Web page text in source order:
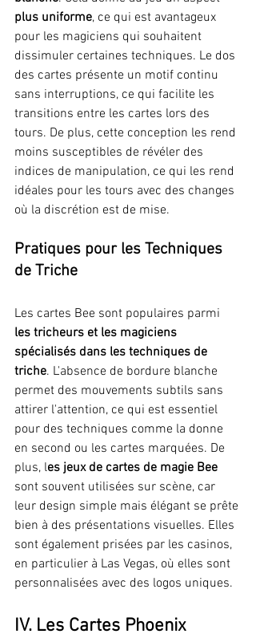
plus uniforme, ce qui est avantageux
pour les magiciens qui souhaitent
dissimuler certaines techniques. Le dos
des cartes présente un motif continu
sans interruptions, ce qui facilite les
transitions entre les cartes lors des
tours. De plus, cette conception les rend
moins susceptibles de révéler des
indices de manipulation, ce qui les rend
idéales pour les tours avec des changes
où la discrétion est de mise.
Pratiques pour les Techniques
de Triche
Les cartes Bee sont populaires parmi
les tricheurs et les magiciens
spécialisés dans les techniques de
triche. L'absence de bordure blanche
permet des mouvements subtils sans
attirer l'attention, ce qui est essentiel
pour des techniques comme la donne
en second ou les cartes marquées. De
plus, les jeux de cartes de magie Bee
sont souvent utilisées sur scène, car
leur design simple mais élégant se prête
bien à des présentations visuelles. Elles
sont également prisées par les casinos,
en particulier à Las Vegas, où elles sont
personnalisées avec des logos uniques.
IV. Les Cartes Phoenix